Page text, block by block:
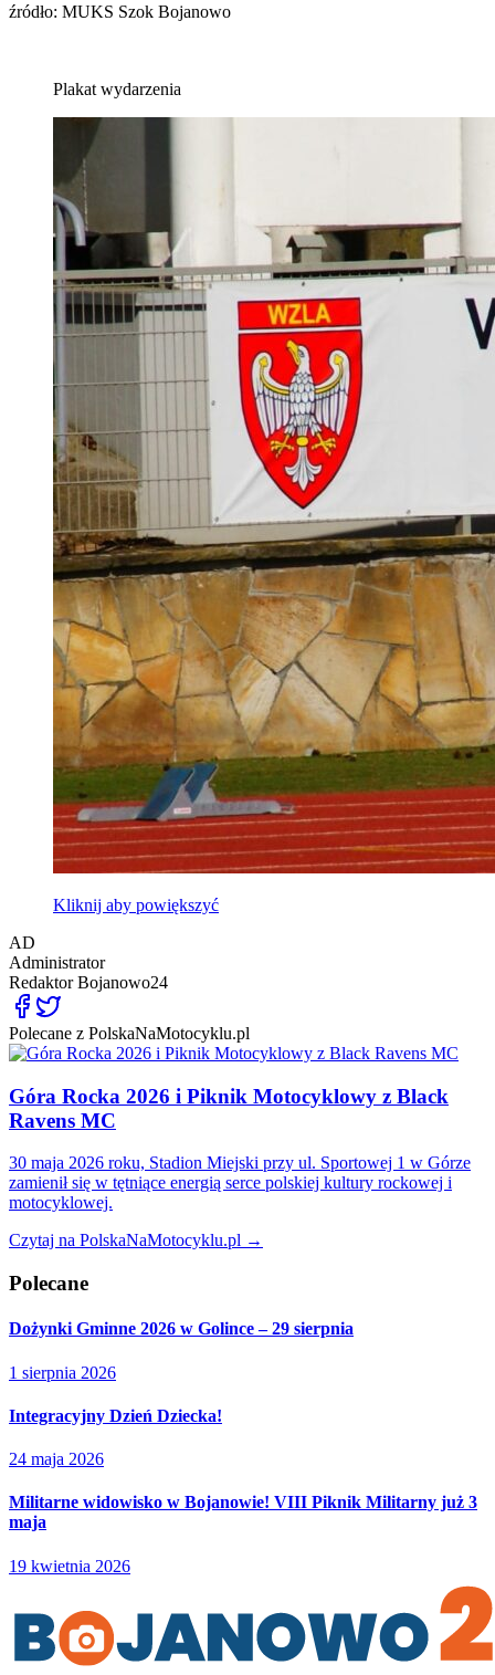
źródło: MUKS Szok Bojanowo
Plakat wydarzenia
Kliknij aby powiększyć
AD
Administrator
RedaktorBojanowo24
Polecane z PolskaNaMotocyklu.pl
Góra Rocka 2026 i Piknik Motocyklowy z Black
Ravens MC
30 maja 2026 roku, Stadion Miejski przy ul. Sportowej 1 w Górze
zamienił się w tętniące energią serce polskiej kultury rockowej i
motocyklowej.
Czytaj na PolskaNaMotocyklu.pl →
Polecane
Dożynki Gminne 2026 w Golince – 29 sierpnia
1 sierpnia 2026
Integracyjny Dzień Dziecka!
24 maja 2026
Militarne widowisko w Bojanowie! VIII Piknik Militarny już 3
maja
19 kwietnia 2026